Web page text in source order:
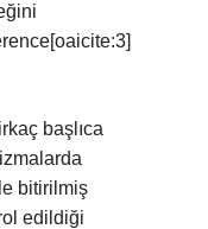
başlıca
bitirilmiş
edildiği